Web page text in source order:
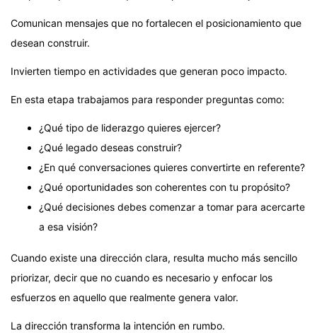
Comunican mensajes que no fortalecen el posicionamiento que
desean construir.
Invierten tiempo en actividades que generan poco impacto.
En esta etapa trabajamos para responder preguntas como:
¿Qué tipo de liderazgo quieres ejercer?
¿Qué legado deseas construir?
¿En qué conversaciones quieres convertirte en referente?
¿Qué oportunidades son coherentes con tu propósito?
¿Qué decisiones debes comenzar a tomar para acercarte
a esa visión?
Cuando existe una dirección clara, resulta mucho más sencillo
priorizar, decir que no cuando es necesario y enfocar los
esfuerzos en aquello que realmente genera valor.
La dirección transforma la intención en rumbo.